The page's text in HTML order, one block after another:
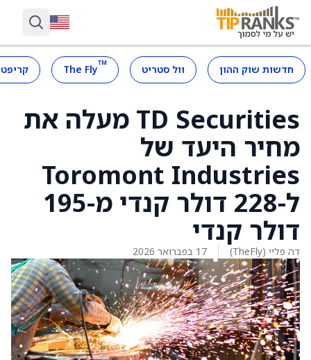
חדשות שוק ההון וול סטריט ™
The Fly
TD Securities מעלה את
מחיר היעד של
Toromont Industries
ל-228 דולר קנדי מ-195
דולר קנדי
דה פליי (TheFly) 17 בפברואר 2026